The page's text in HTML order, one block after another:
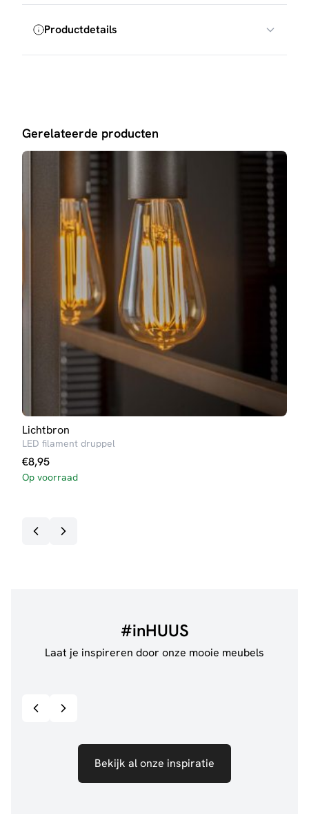
Productdetails
Gerelateerde producten
Lichtbron
LED filament druppel
€8,95
Op voorraad
#inHUUS
Laat je inspireren door onze mooie meubels
Bekijk al onze inspiratie